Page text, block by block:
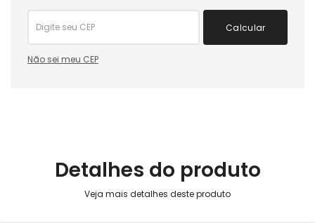
Calcular
Não sei meu CEP
Detalhes do produto